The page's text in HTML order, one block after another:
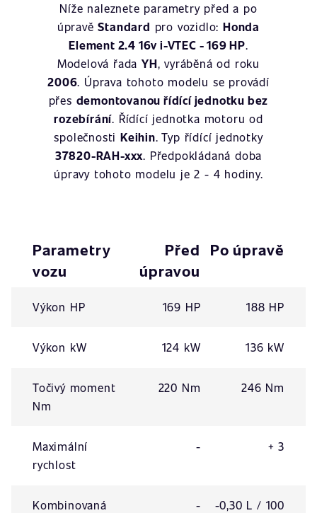
Níže naleznete parametry před a po
úpravěStandard pro vozidlo:Honda
Element 2.4 16v i-VTEC - 169 HP.
Modelová řadaYH, vyráběná od roku
2006. Úprava tohoto modelu se provádí
přes demontovanou řídící jednotku bez
rozebírání. Řídící jednotka motoru od
společnosti Keihin. Typ řídící jednotky
37820-RAH-xxx. Předpokládaná doba
úpravy tohoto modelu je 2 - 4 hodiny.
Parametry
vozu
Před
úpravou
Po úpravě
Výkon HP 169 HP 188 HP
Výkon kW 124 kW 136 kW
Točivý moment
Nm
220 Nm 246 Nm
Maximální
rychlost
- + 3
Kombinovaná
-
-0,30 L / 100